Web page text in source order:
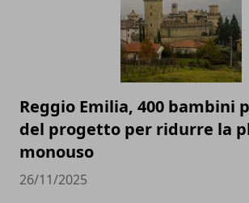
Reggio Emilia, 400 bambini
del progetto per ridurre la
monouso
26/11/2025